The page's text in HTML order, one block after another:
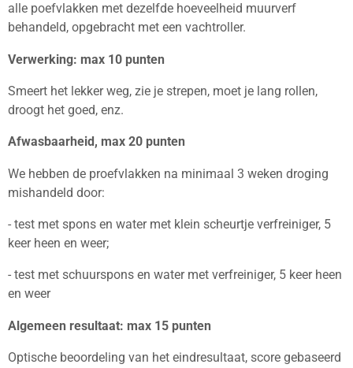
alle poefvlakken met dezelfde hoeveelheid muurverf
behandeld, opgebracht met een vachtroller.
Verwerking: max 10 punten
Smeert het lekker weg, zie je strepen, moet je lang rollen,
droogt het goed, enz.
Afwasbaarheid, max 20 punten
We hebben de proefvlakken na minimaal 3 weken droging
mishandeld door:
- test met spons en water met klein scheurtje verfreiniger, 5
keer heen en weer;
- test met schuurspons en water met verfreiniger, 5 keer heen
en weer
Algemeen resultaat: max 15 punten
Optische beoordeling van het eindresultaat, score gebaseerd